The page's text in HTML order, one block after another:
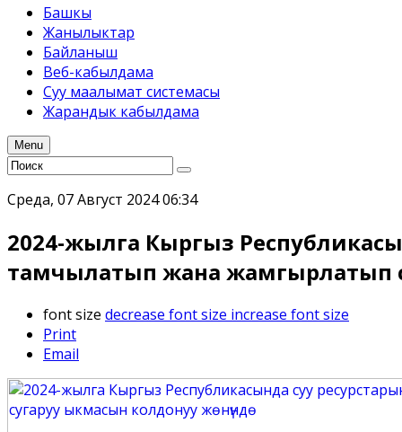
Башкы
Жанылыктар
Байланыш
Веб-кабылдама
Суу маалымат системасы
Жарандык кабылдама
Menu
Среда, 07 Август 2024 06:34
2024-жылга Кыргыз
тамчылатып жана жамгырлатып
font size decrease font size increase font size
Print
Email